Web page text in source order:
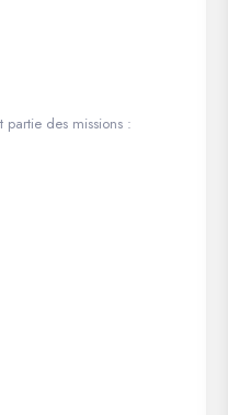
partie des missions :